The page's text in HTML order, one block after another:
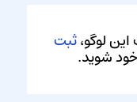
لوگو،ثبت
خود شوید.